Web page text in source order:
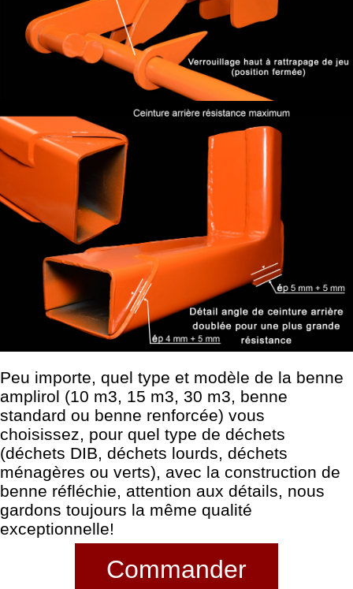
Peu importe, quel type et modèle de la benne
amplirol (10 m3, 15 m3, 30 m3, benne
standard ou benne renforcée) vous
choisissez, pour quel type de déchets
(déchets DIB, déchets lourds, déchets
ménagères ou verts), avec la construction de
benne réfléchie, attention aux détails, nous
gardons toujours la même qualité
exceptionnelle!
Commander